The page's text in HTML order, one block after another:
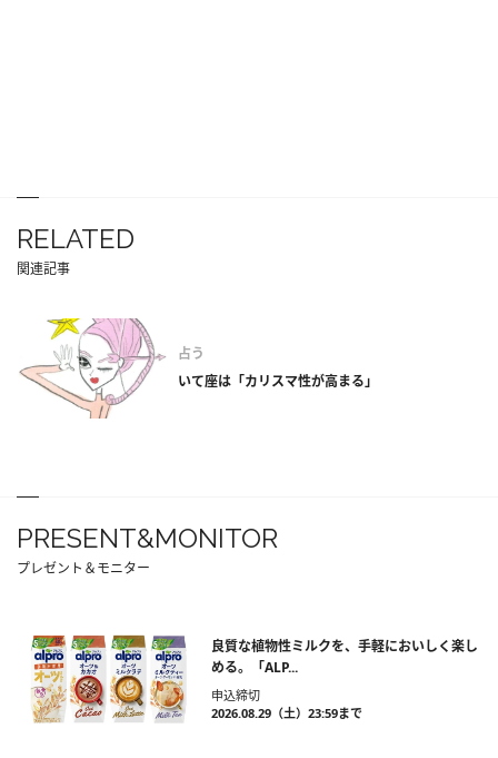
RELATED
関連記事
占う
いて座は「カリスマ性が高まる」
PRESENT&MONITOR
プレゼント＆モニター
良質な植物性ミルクを、手軽においしく楽し
める。「ALP...
申込締切
2026.08.29（土）23:59まで